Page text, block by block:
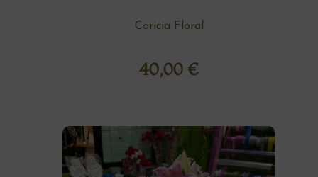
Caricia Floral
40,00 €